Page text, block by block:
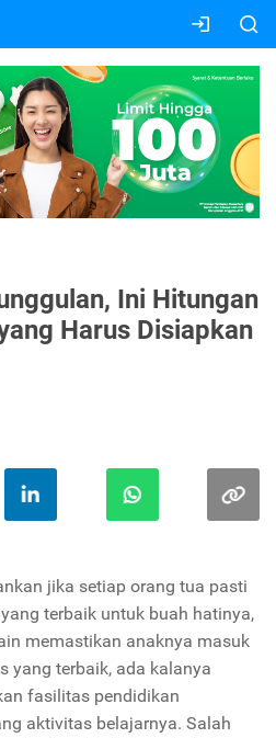
Ini Hitungan
Harus Disiapkan
jika setiap orang tua pasti
terbaik untuk buah hatinya,
memastikan anaknya masuk
yang terbaik, ada kalanya
fasilitas pendidikan
aktivitas belajarnya. Salah